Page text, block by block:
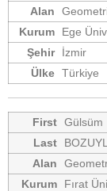
Geometri
Ege
İzmir
Türkiye
Gülsüm
Fırat